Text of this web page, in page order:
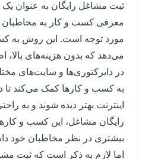
ثبت مشاغل رایگان به عنوان
معرفی کسب و کار به مخاطبان
مورد توجه است. این روش به
می‌دهد که بدون هزینه‌های
در دایرکتوری‌ها و سایت‌های
به کسب و کارها کمک می‌کند تا
اینترنت بهتر دیده شوند و به
رایگان مشاغل، این کسب و کارها
بیشتری در نظر مخاطبان خود
اما لازم به ذکر است که ثبت